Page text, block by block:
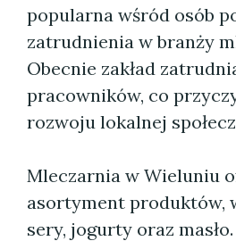
popularna wśród osób
zatrudnienia w branży
Obecnie zakład
pracowników, co
rozwoju lokalnej
Mleczarnia w Wieluniu
asortyment produktów,
sery, jogurty oraz